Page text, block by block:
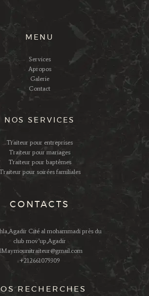
MENU
Services
Apropos
Galerie
Contact
NOS SERVICES
Traiteur pour entreprises
Traiteur pour mariages
Traiteur pour baptêmes
Traiteur pour soirées familiales
CONTACTS
Cité al mohammadi près du
club mov’up,Agadir
+212661079309
RECHERCHES